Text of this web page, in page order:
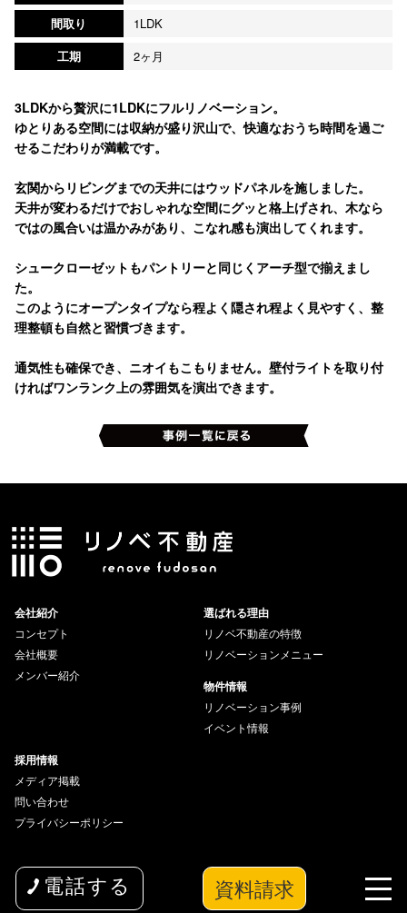
電話する 資料請求
間取り
1LDK
工期
2ヶ月
3LDKから贅沢に1LDKにフルリノベーション。
ゆとりある空間には収納が盛り沢山で、快適なおうち時間を過ご
せるこだわりが満載です。
玄関からリビングまでの天井にはウッドパネルを施しました。
天井が変わるだけでおしゃれな空間にグッと格上げされ、木なら
ではの風合いは温かみがあり、こなれ感も演出してくれます。
シュークローゼットもパントリーと同じくアーチ型で揃えまし
た。
このようにオープンタイプなら程よく隠され程よく見やすく、整
理整頓も自然と習慣づきます。
通気性も確保でき、ニオイもこもりません。壁付ライトを取り付
ければワンランク上の雰囲気を演出できます。
会社紹介
コンセプト
会社概要
メンバー紹介
選ばれる理由
リノベ不動産の特徴
リノベーションメニュー
物件情報
リノベーション事例
イベント情報
採用情報
メディア掲載
問い合わせ
プライバシーポリシー
copyright© 2026 wakuwaku Inc All Rights Reserved.